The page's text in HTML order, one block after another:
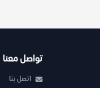
تواصل معنا
اتصل بنا